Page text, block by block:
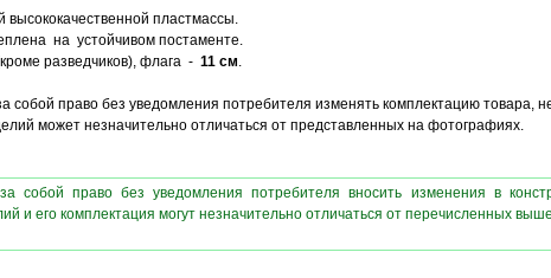
высококачественной пластмассы.
на устойчивом постаменте.
разведчиков), флага - 11 см.
собой право без уведомления потребителя изменять комплектацию
может незначительно отличаться от представленных на фотографиях.
собой право без уведомления потребителя вносить изменения в
и его комплектация могут незначительно отличаться от перечисленных